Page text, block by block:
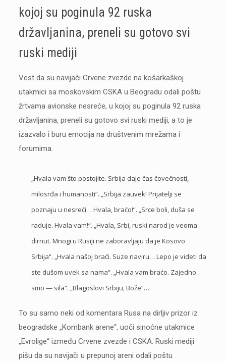
kojoj su poginula 92 ruska
državljanina, preneli su gotovo svi
ruski mediji
Vest da su navijači Crvene zvezde na košarkaškoj
utakmici sa moskovskim CSKA u Beogradu odali poštu
žrtvama avionske nesreće, u kojoj su poginula 92 ruska
državljanina, preneli su gotovo svi ruski mediji, a to je
izazvalo i buru emocija na društvenim mrežama i
forumima.
„Hvala vam što postojite. Srbija daje čas čovečnosti,
milosrđa i humanosti“. „Srbija zauvek! Prijatelji se
poznaju u nesreći… Hvala, braćo!“. „Srce boli, duša se
raduje. Hvala vam!“. „Hvala, Srbi, ruski narod je veoma
dirnut. Mnogi u Rusiji ne zaboravljaju da je Kosovo
Srbija“. „Hvala našoj braći. Suze naviru… Lepo je videti da
ste dušom uvek sa nama“. „Hvala vam braćo. Zajedno
smo — sila“. „Blagoslovi Srbiju, Bože“…
To su samo neki od komentara Rusa na dirljiv prizor iz
beogradske „Kombank arene“, uoči sinoćne utakmice
„Evrolige“ između Crvene zvezde i CSKA. Ruski mediji
pišu da su navijači u prepunoj areni odali poštu